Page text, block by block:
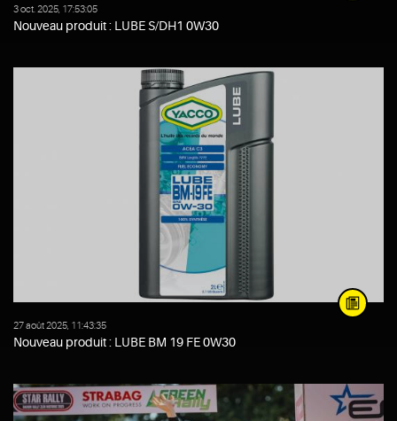
3 oct. 2025, 17:53:05
Nouveau produit : LUBE S/DH1 0W30
27 août 2025, 11:43:35
Nouveau produit : LUBE BM 19 FE 0W30